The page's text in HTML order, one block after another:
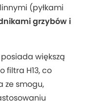
(pyłkami
grzybów i
posiada większą
filtra H13, co
ze smogu,